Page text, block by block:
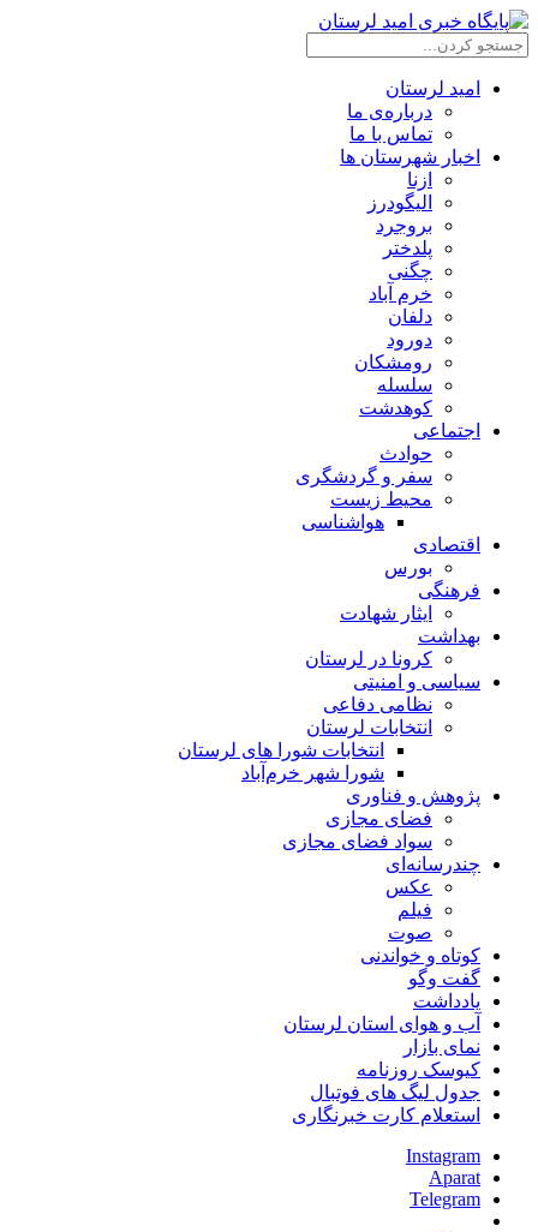
امید لرستان
درباره‌ی ما
تماس با ما
اخبار شهرستان ها
ازنا
الیگودرز
بروجرد
پلدختر
چگنی
خرم آباد
دلفان
دورود
رومشکان
سلسله
کوهدشت
اجتماعی
حوادث
سفر و گردشگری
محیط زیست
هواشناسی
اقتصادی
بورس
فرهنگی
ایثار شهادت
بهداشت
کرونا در لرستان
سیاسی و امنیتی
نظامی دفاعی
انتخابات لرستان
انتخابات شورا های لرستان
شورا شهر خرم‌آباد
پژوهش و فناوری
فضای مجازی
سواد فضای مجازی
چندرسانه‌ای
عكس
فیلم
صوت
کوتاه و خواندنی
گفت وگو
یادداشت
آب و هوای استان لرستان
نمای بازار
کیوسک روزنامه
جدول لیگ های فوتبال
استعلام کارت خبرنگاری
Instagram
Aparat
Telegram